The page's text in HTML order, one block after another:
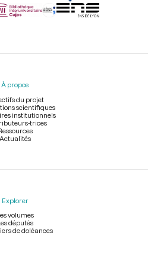
À propos
du projet
scientifiques
institutionnels
trices
Actualités
Explorer
volumes
députés
de doléances